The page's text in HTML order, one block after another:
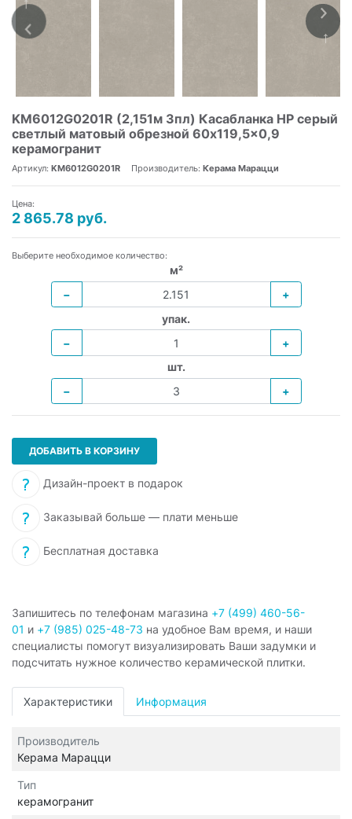
KM6012G0201R (2,151м 3пл) Касабланка HP серый
светлый матовый обрезной 60x119,5x0,9
керамогранит
Артикул: KM6012G0201R Производитель: Керама Марацци
Цена:
2 865.78 руб.
Выберите необходимое количество:
м²
−
+
упак.
−
+
шт.
−
+
ДОБАВИТЬ В КОРЗИНУ
Дизайн-проект в подарок
Заказывай больше — плати меньше
Бесплатная доставка
Запишитесь по телефонам магазина +7 (499) 460-56-
01 и +7 (985) 025-48-73 на удобное Вам время, и наши
специалисты помогут визуализировать Ваши задумки и
подсчитать нужное количество керамической плитки.
Характеристики Информация
Производитель
Керама Марацци
Тип
керамогранит